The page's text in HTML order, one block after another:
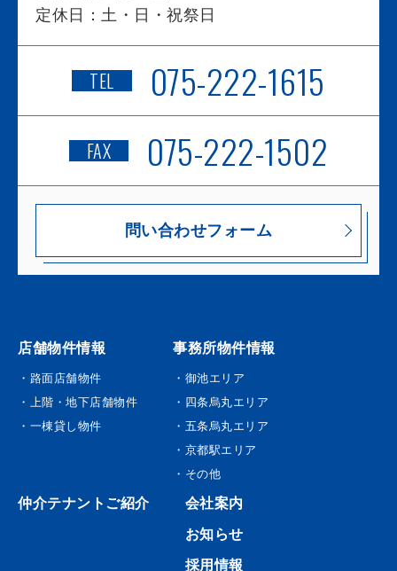
定休日： 土・日・祝祭日
TEL 075-222-1615
FAX 075-222-1502
問い合わせフォーム
店舗物件情報
・路面店舗物件
・上階・地下店舗物件
・一棟貸し物件
事務所物件情報
・御池エリア
・四条烏丸エリア
・五条烏丸エリア
・京都駅エリア
・その他
仲介テナントご紹介
会社案内
お知らせ
採用情報